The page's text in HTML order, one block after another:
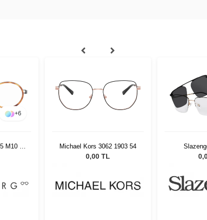
+6
M10 40
Michael Kors 3062 1903 54
0,00 TL